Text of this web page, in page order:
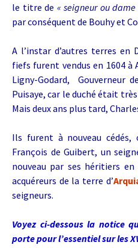
le titre de « seigneur ou
par conséquent de Bouhy et
A l’instar d’autres terres en
fiefs furent vendus en 1604
Ligny-Godard, Gouverneur
Puisaye, car le duché était
Mais deux ans plus tard,
Ils furent à nouveau
François de Guibert, un
nouveau par ses héritiers
acquéreurs de la terre d’
seigneurs.
Voyez ci-dessous la notice
porte pour l’essentiel sur les